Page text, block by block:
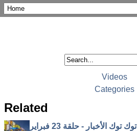
Videos
Categories
Related
توك توك الأخبار - حلقة 23 فبراير